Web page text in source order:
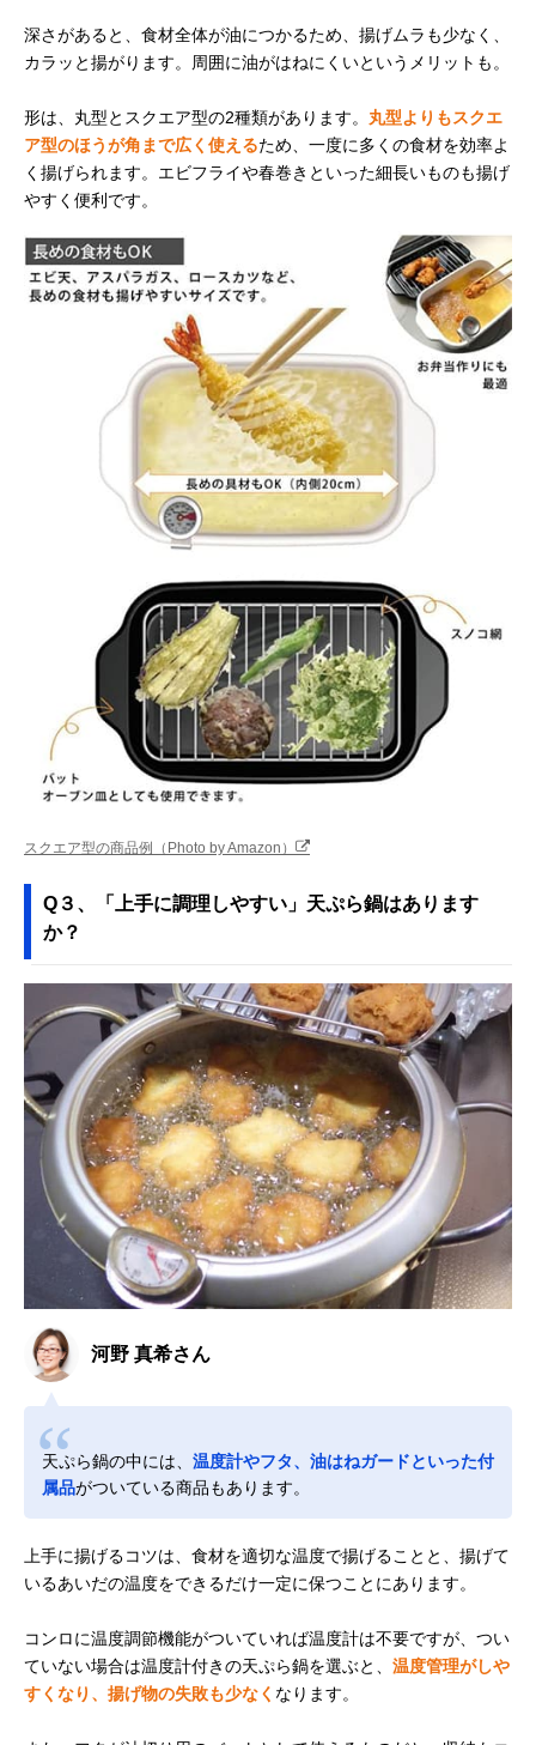
深さがあると、食材全体が油につかるため、揚げムラも少なく、
カラッと揚がります。周囲に油がはねにくいというメリットも。
形は、丸型とスクエア型の2種類があります。 丸型よりもスクエ
ア型のほうが角まで広く使えるため、一度に多くの食材を効率よ
く揚げられます。エビフライや春巻きといった細長いものも揚げ
やすく便利です。
スクエア型の商品例（Photo by Amazon）
Q３、「上手に調理しやすい」天ぷら鍋はあります
か？
河野 真希さん
天ぷら鍋の中には、 温度計やフタ、油はねガードといった付
属品がついている商品もあります。
上手に揚げるコツは、食材を適切な温度で揚げることと、揚げて
いるあいだの温度をできるだけ一定に保つことにあります。
コンロに温度調節機能がついていれば温度計は不要ですが、つい
ていない場合は温度計付きの天ぷら鍋を選ぶと、 温度管理がしや
すくなり、揚げ物の失敗も少なく なります。